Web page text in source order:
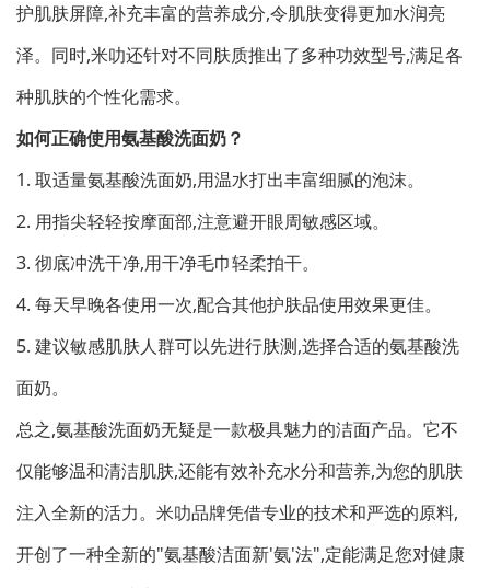
护肌肤屏障,补充丰富的营养成分,令肌肤变得更加水润亮
泽。同时,米叻还针对不同肤质推出了多种功效型号,满足各
种肌肤的个性化需求。
如何正确使用氨基酸洗面奶？
1. 取适量氨基酸洗面奶,用温水打出丰富细腻的泡沫。
2. 用指尖轻轻按摩面部,注意避开眼周敏感区域。
3. 彻底冲洗干净,用干净毛巾轻柔拍干。
4. 每天早晚各使用一次,配合其他护肤品使用效果更佳。
5. 建议敏感肌肤人群可以先进行肤测,选择合适的氨基酸洗
面奶。
总之,氨基酸洗面奶无疑是一款极具魅力的洁面产品。它不
仅能够温和清洁肌肤,还能有效补充水分和营养,为您的肌肤
注入全新的活力。米叻品牌凭借专业的技术和严选的原料,
开创了一种全新的"氨基酸洁面新'氨'法",定能满足您对健康